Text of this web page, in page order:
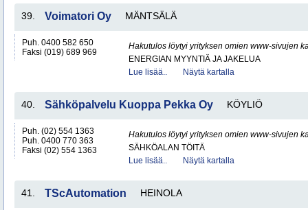
39. Voimatori Oy MÄNTSÄLÄ
Puh. 0400 582 650
Faksi (019) 689 969
Hakutulos löytyi yrityksen omien www-sivujen
ENERGIAN MYYNTIÄ JA JAKELUA
Lue lisää..
Näytä kartalla
40. Sähköpalvelu Kuoppa Pekka Oy KÖYLIÖ
Puh. (02) 554 1363
Puh. 0400 770 363
Faksi (02) 554 1363
Hakutulos löytyi yrityksen omien www-sivujen
SÄHKÖALAN TÖITÄ
Lue lisää..
Näytä kartalla
41. TScAutomation HEINOLA